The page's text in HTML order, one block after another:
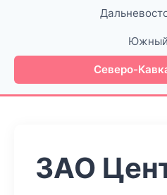
Северо-
ЗАО